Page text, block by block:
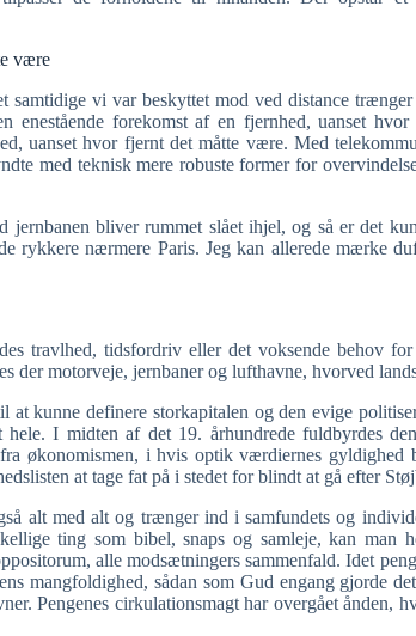
være
samtidige vi var beskyttet mod ved distance
enestående forekomst af en fjernhed, uanset
uanset hvor fjernt det måtte være. Med
med teknisk mere robuste former for
jernbanen bliver rummet slået ihjel, og så er det
rykkere nærmere Paris. Jeg kan allerede mærke
travlhed, tidsfordriv eller det voksende behov for
der motorveje, jernbaner og lufthavne, hvorved
kunne definere storkapitalen og den evige
I midten af det 19. århundrede fuldbyrdes
økonomismen, i hvis optik værdiernes gyldighed
at tage fat på i stedet for blindt at gå efter
alt med alt og trænger ind i samfundets og
ting som bibel, snaps og samleje, kan man
alle modsætningers sammenfald. Idet
mangfoldighed, sådan som Gud engang gjorde
Pengenes cirkulationsmagt har overgået ånden,